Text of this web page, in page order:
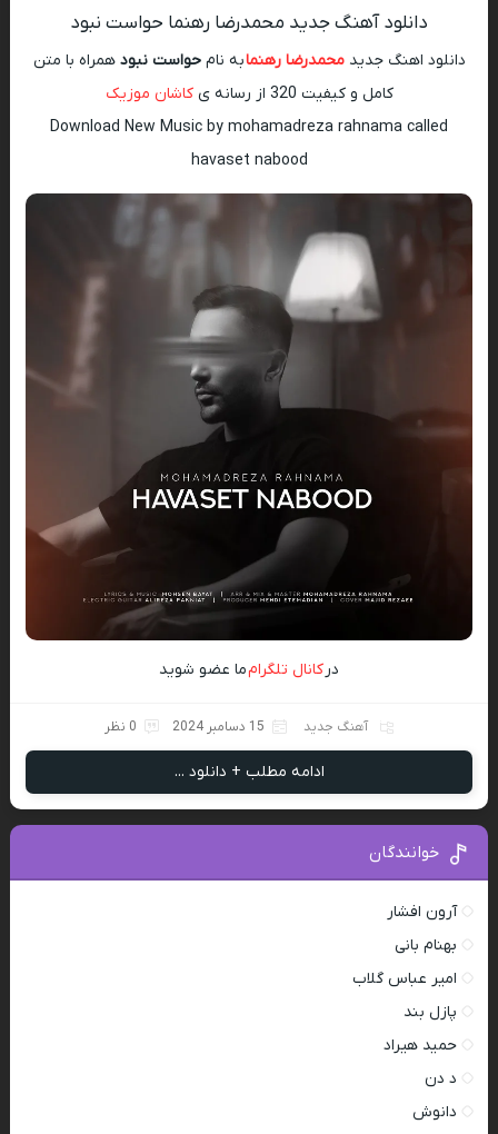
دانلود آهنگ جدید محمدرضا رهنما حواست نبود
دانلود اهنگ جدیدمحمدرضا رهنمابه نامحواست نبود همراه با متن
کامل و کیفیت 320 از رسانه ی
کاشان موزیک
Download New Music by mohamadreza rahnama called
havaset nabood
درکانال تلگرامما عضو شوید
آهنگ جدید 15 دسامبر 2024 0 نظر
ادامه مطلب + دانلود ...
خوانندگان
آرون افشار
بهنام بانی
امیر عباس گلاب
پازل بند
حمید هیراد
د دن
دانوش